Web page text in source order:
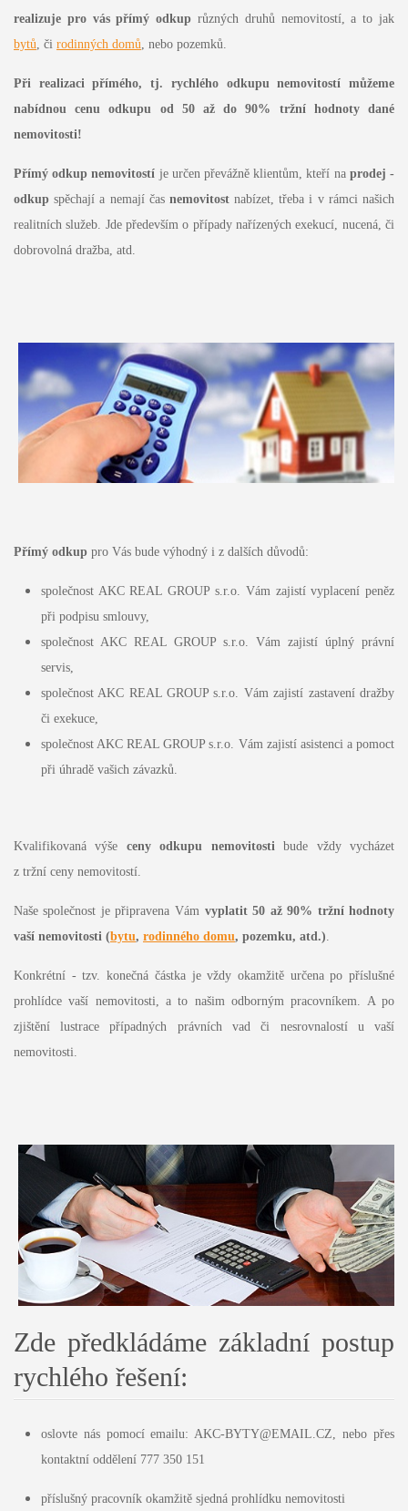
realizuje pro vás přímý odkup různých druhů nemovitostí, a to jak
bytů , či rodinných domů , nebo pozemků.
Při realizaci přímého, tj. rychlého odkupu nemovitostí můžeme
nabídnou cenu odkupu od 50 až do 90% tržní hodnoty dané
nemovitosti!
Přímý odkup nemovitostí je určen převážně klientům, kteří na prodej -
odkupspěchají a nemají čas nemovitostnabízet, třeba i v rámci našich
realitních služeb. Jde především o případy nařízených exekucí, nucená, či
dobrovolná dražba, atd.
Přímý odkup pro Vás bude výhodný i z dalších důvodů:
společnost AKC REAL GROUP s.r.o. Vám zajistí vyplacení peněz
při podpisu smlouvy,
společnost AKC REAL GROUP s.r.o. Vám zajistí úplný právní
servis,
společnost AKC REAL GROUP s.r.o. Vám zajistí zastavení dražby
či exekuce,
společnost AKC REAL GROUP s.r.o. Vám zajistí asistenci a pomoct
při úhradě vašich závazků.
Kvalifikovaná výše ceny odkupu nemovitostibude vždy vycházet
z tržní ceny nemovitostí.
Naše společnost je připravena Vám vyplatit 50 až 90% tržní hodnoty
vaší nemovitosti (bytu, rodinného domu, pozemku, atd.).
Konkrétní - tzv. konečná částka je vždy okamžitě určena po příslušné
prohlídce vaší nemovitosti, a to našim odborným pracovníkem. A po
zjištění lustrace případných právních vad či nesrovnalostí u vaší
nemovitosti.
Zde předkládáme základní postup
rychlého řešení:
oslovte nás pomocí emailu: AKC-BYTY@EMAIL.CZ, nebo přes
kontaktní oddělení 777 350 151
příslušný pracovník okamžitě sjedná prohlídku nemovitosti